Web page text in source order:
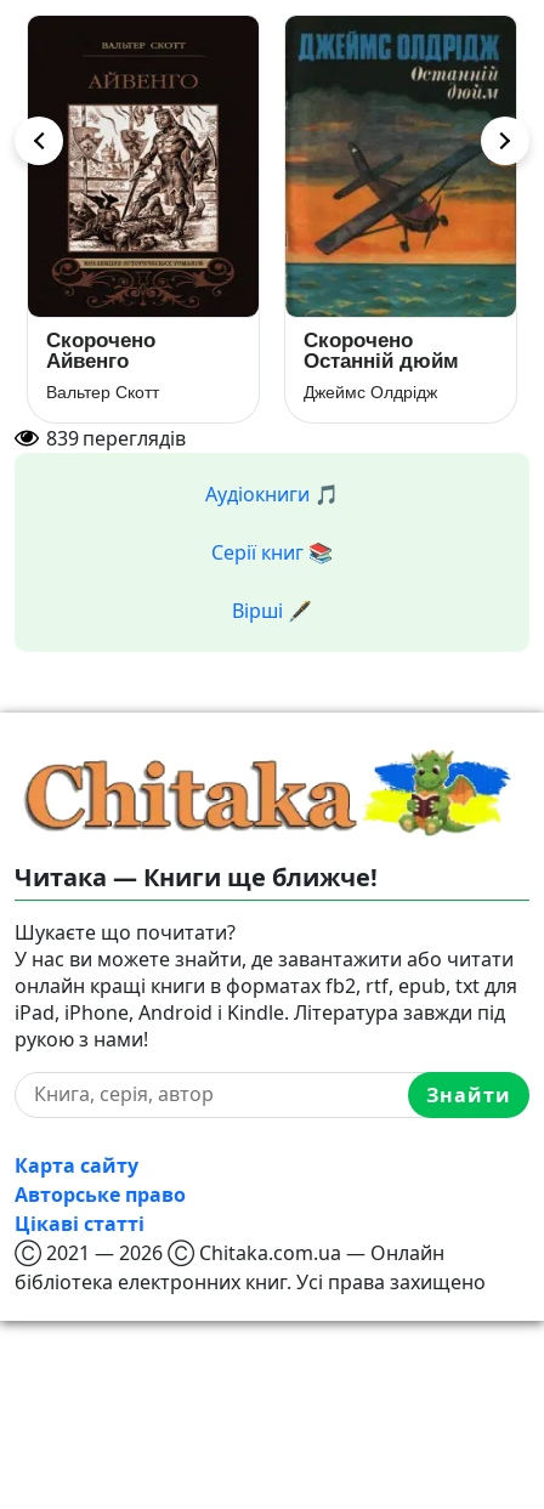
Скорочено
Айвенго
Вальтер Скотт
Скорочено
Останній дюйм
Джеймс Олдрідж
839переглядів
Аудіокниги 🎵
Серії книг 📚
Вірші 🖋️
Читака — Книги ще ближче!
Шукаєте що почитати?
У нас ви можете знайти, де завантажити або читати
онлайн кращі книги в форматах fb2, rtf, epub, txt для
iPad, iPhone, Android і Kindle. Література завжди під
рукою з нами!
Знайти
Карта сайту
Авторське право
Цікаві статті
Ⓒ 2021 — 2026 Ⓒ Chitaka.com.ua — Онлайн
бібліотека електронних книг. Усі права захищено